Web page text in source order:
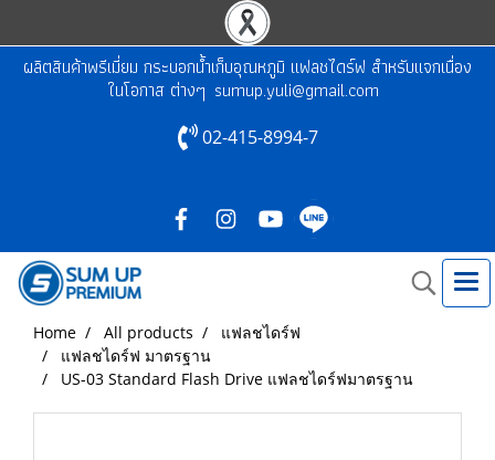
ผลิตสินค้าพรีเมี่ยม กระบอกน้ำเก็บอุณหภูมิ แฟลชไดร์ฟ สำหรับแจกเนื่อง
ในโอกาส ต่างๆ sumup.yuli@gmail.com
02-415-8994-7
Home All products
แฟลชไดร์ฟ
แฟลชไดร์ฟ มาตรฐาน
US-03 Standard Flash Drive แฟลชไดร์ฟมาตรฐาน